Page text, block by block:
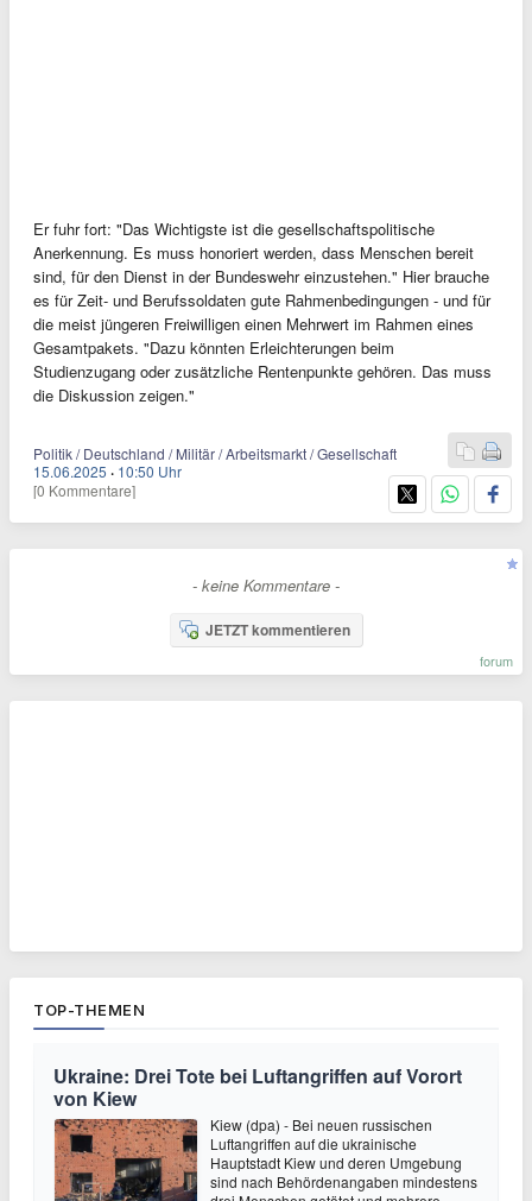
Er fuhr fort: "Das Wichtigste ist die gesellschaftspolitische
Anerkennung. Es muss honoriert werden, dass Menschen bereit
sind, für den Dienst in der Bundeswehr einzustehen." Hier brauche
es für Zeit- und Berufssoldaten gute Rahmenbedingungen - und für
die meist jüngeren Freiwilligen einen Mehrwert im Rahmen eines
Gesamtpakets. "Dazu könnten Erleichterungen beim
Studienzugang oder zusätzliche Rentenpunkte gehören. Das muss
die Diskussion zeigen."
Politik / Deutschland / Militär / Arbeitsmarkt / Gesellschaft
15.06.2025 · 10:50 Uhr
[0 Kommentare]
- keine Kommentare -
JETZT kommentieren
forum
TOP-THEMEN
Ukraine: Drei Tote bei Luftangriffen auf Vorort
von Kiew
Kiew (dpa) - Bei neuen russischen
Luftangriffen auf die ukrainische
Hauptstadt Kiew und deren Umgebung
sind nach Behördenangaben mindestens